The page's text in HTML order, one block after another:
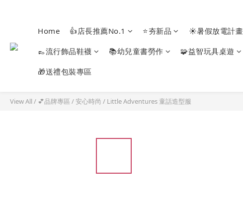
Home 👍店長推薦No.1 ⭐夯新品 ☀️暑假放電計
👞流行飾品鞋襪 📚幼兒童書勞作 🧩益智玩具桌遊
🎁送禮包裝專區
View All/ 💕品牌專區 /安心時尚 / Little Adventures 童話造型服